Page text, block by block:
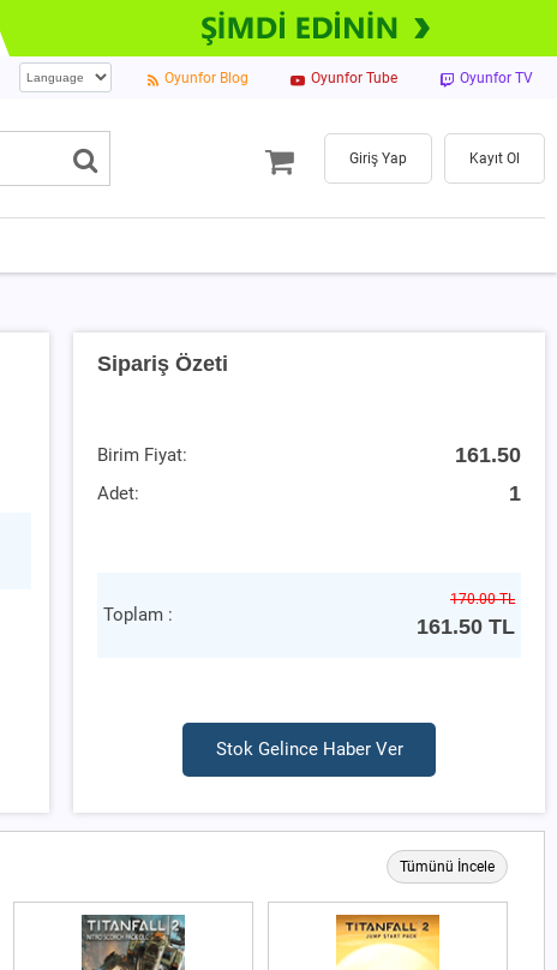
Oyunfor Blog Oyunfor Tube Oyunfor TV
Giriş Yap Kayıt Ol
Sipariş Özeti
Birim Fiyat: 161.50
Adet: 1
Toplam :
170.00 TL
161.50 TL
Stok Gelince Haber Ver
Tümünü İncele